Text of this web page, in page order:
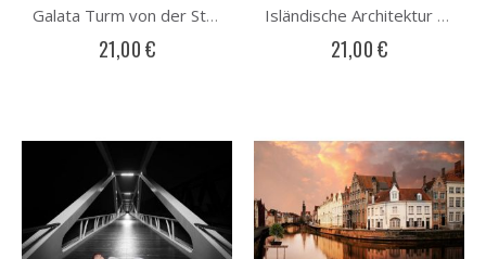
Galata Turm von der Straßenseite Fototapete
21,00 €
Isländische Architektur Fototapete
21,00 €